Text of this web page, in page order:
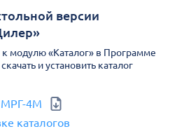
версии
к модулю «Каталог» в Программе
и установить каталог
МРГ-4М
каталогов